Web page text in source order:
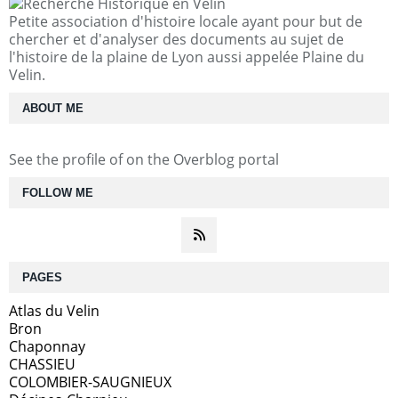
FOLLOW ME
Petite association d'histoire locale ayant pour but de
chercher et d'analyser des documents au sujet de
l'histoire de la plaine de Lyon aussi appelée Plaine du
Velin.
ABOUT ME
See the profile ofon the Overblog portal
PAGES
Atlas du Velin
Bron
Chaponnay
CHASSIEU
COLOMBIER-SAUGNIEUX